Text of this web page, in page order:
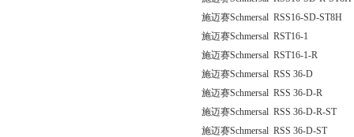
施迈赛Schmersal RSS16-SD-ST8H
施迈赛Schmersal RST16-1
施迈赛Schmersal RST16-1-R
施迈赛Schmersal RSS 36-D
施迈赛Schmersal RSS 36-D-R
施迈赛Schmersal RSS 36-D-R-ST
施迈赛Schmersal RSS 36-D-ST